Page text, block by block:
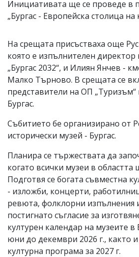
Инициативата ще се проведе в
„Бургас - Европейска столица на
На срещата присъстваха още
която е изпълнителен
„Бургас 2032“, и Илиян Янчев -
Малко Търново. В срещата се
представители на ОП
Бургас.
Събитието бе организирано от
исторически музей - Бургас.
Планира се тържествата да
когато всички музеи в
Подготвя се богата съвместна
- изложби, концерти,
ревюта, фолклорни изпълнения
постигнато съгласие за
културен календар на музеите в
юни до декември 2026 г., както
културна програма за 2027 г.